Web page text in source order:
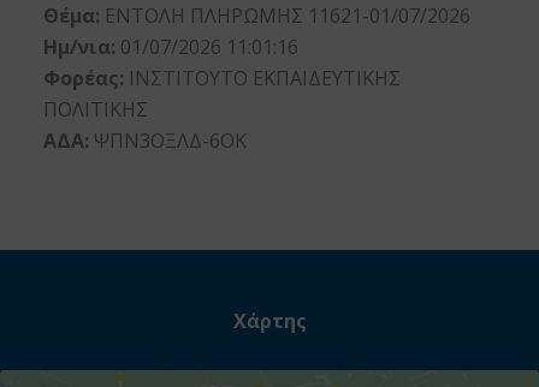
Θέμα: ΕΝΤΟΛΗ ΠΛΗΡΩΜΗΣ 11621-01/07/2026
Ημ/νια: 01/07/2026 11:01:16
Φορέας: ΙΝΣΤΙΤΟΥΤΟ ΕΚΠΑΙΔΕΥΤΙΚΗΣ
ΠΟΛΙΤΙΚΗΣ
ΑΔΑ: ΨΠΝ3ΟΞΛΔ-6ΟΚ
Χάρτης